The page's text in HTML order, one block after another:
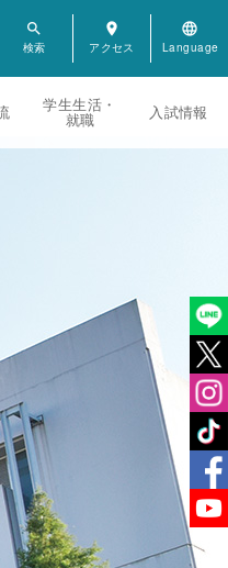
search room language
学生生活・
就職 入試情報